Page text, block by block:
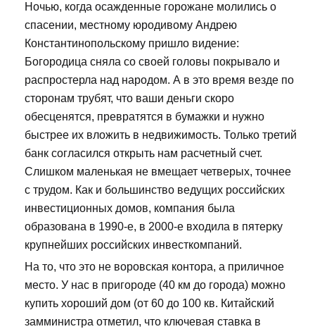
Ночью, когда осажденные горожане молились о
спасении, местному юродивому Андрею
Константинопольскому пришло видение:
Богородица сняла со своей головы покрывало и
распростерла над народом. А в это время везде по
сторонам трубят, что ваши деньги скоро
обесценятся, превратятся в бумажки и нужно
быстрее их вложить в недвижимость. Только третий
банк согласился открыть нам расчетный счет.
Слишком маленькая не вмещает четверых, точнее
с трудом. Как и большинство ведущих российских
инвестиционных домов, компания была
образована в 1990-е, в 2000-е входила в пятерку
крупнейших российских инвесткомпаний.
На то, что это не воровская контора, а приличное
место. У нас в пригороде (40 км до города) можно
купить хороший дом (от 60 до 100 кв. Китайский
замминистра отметил, что ключевая ставка в